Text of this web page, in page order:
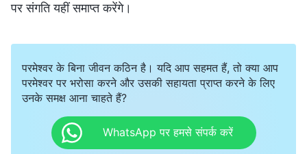
पर संगति यहीं समाप्त करेंगे।
परमेश्वर के बिना जीवन कठिन है। यदि आप सहमत हैं, तो क्या आप
परमेश्वर पर भरोसा करने और उसकी सहायता प्राप्त करने के लिए
उनके समक्ष आना चाहते हैं?
WhatsApp पर हमसे संपर्क करें